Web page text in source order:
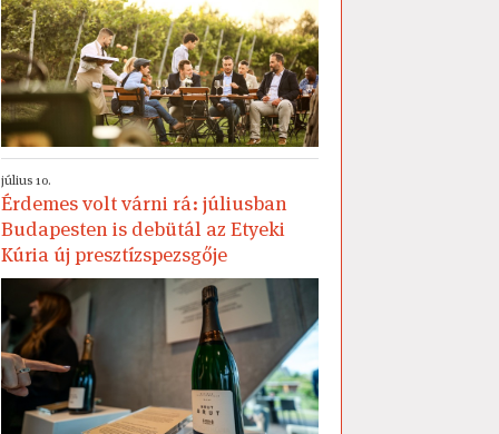
július 10.
Érdemes volt várni rá: júliusban
Budapesten is debütál az Etyeki
Kúria új presztízspezsgője